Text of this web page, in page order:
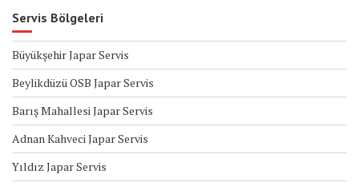
Servis Bölgeleri
Büyükşehir Japar Servis
Beylikdüzü OSB Japar Servis
Barış Mahallesi Japar Servis
Adnan Kahveci Japar Servis
Yıldız Japar Servis